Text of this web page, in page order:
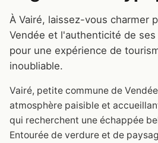
À Vairé, laissez-vous charmer
Vendée et l'authenticité de
pour une expérience de
inoubliable.
Vairé, petite commune de
atmosphère paisible et
qui recherchent une échappée
Entourée de verdure et de